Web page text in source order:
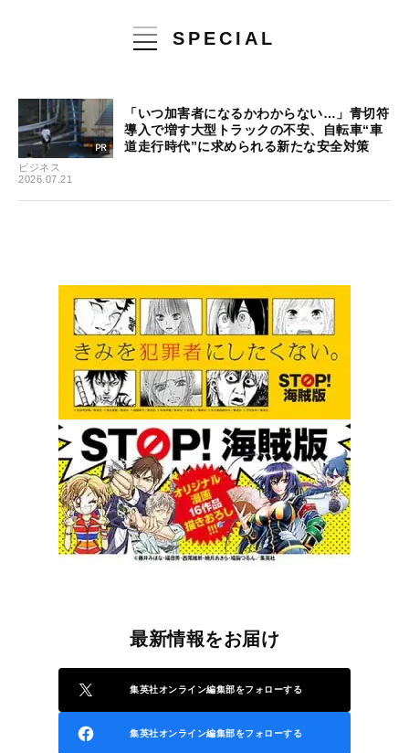
SPECIAL
ビジネス
2026.07.21
「いつ加害者になるかわからない…」青切符
導入で増す大型トラックの不安、自転車“車
道走行時代”に求められる新たな安全対策
最新情報をお届け
集英社オンライン編集部をフォローする
集英社オンライン編集部をフォローする